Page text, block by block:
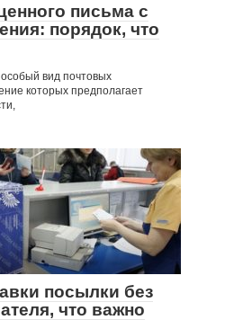
письма с
порядок, что
вид почтовых
которых предполагает
посылки без
что важно